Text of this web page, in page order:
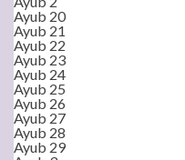
Ayub 20
Ayub 21
Ayub 22
Ayub 23
Ayub 24
Ayub 25
Ayub 26
Ayub 27
Ayub 28
Ayub 29